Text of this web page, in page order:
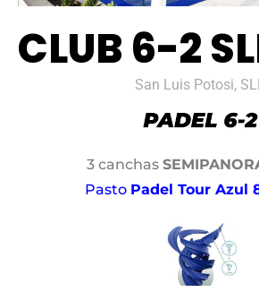
CLUB 6-2
San Luis Potosi,
3 canchas
Pasto Padel Tour Azul